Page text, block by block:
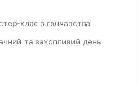
клас з гончарства
та захопливий день